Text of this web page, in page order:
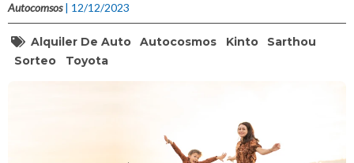
Autocomsos | 12/12/2023
Alquiler De Auto Autocosmos Kinto
Sarthou
Sorteo
Toyota